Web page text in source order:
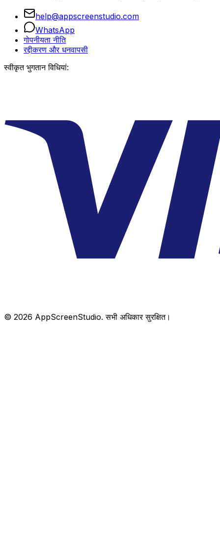
help@appscreenstudio.com
WhatsApp
गोपनीयता नीति
रद्दीकरण और धनवापसी
स्वीकृत भुगतान विधियां:
© 2026 AppScreenStudio.सभी अधिकार सुरक्षित।